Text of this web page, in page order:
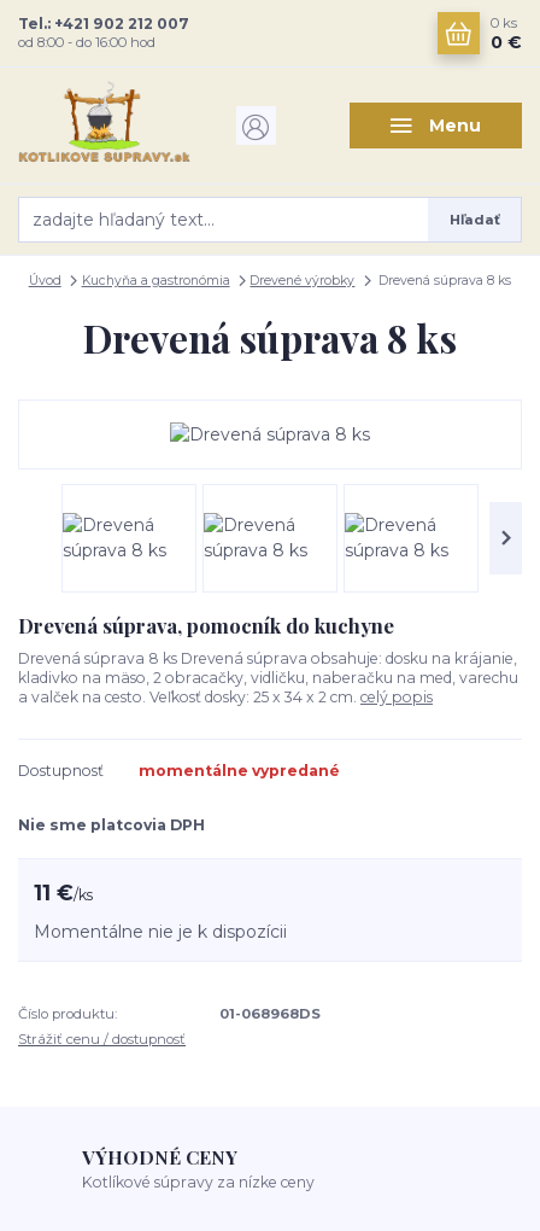
Menu
Hľadať
Tel.: +421 902 212 007
od 8:00 - do 16:00 hod
0 ks
0 €
Úvod Kuchyňa a gastronómia Drevené výrobky Drevená súprava 8 ks
Drevená súprava 8 ks
Drevená súprava, pomocník do kuchyne
Drevená súprava 8 ks Drevená súprava obsahuje: dosku na krájanie,
kladivko na mäso, 2 obracačky, vidličku, naberačku na med, varechu
a valček na cesto. Veľkosť dosky: 25 x 34 x 2 cm. celý popis
Dostupnosť momentálne vypredané
Nie sme platcovia DPH
11 €/ks
Momentálne nie je k dispozícii
Číslo produktu:
01-068968DS
Strážiť cenu / dostupnosť
VÝHODNÉ CENY
Kotlíkové súpravy za nízke ceny